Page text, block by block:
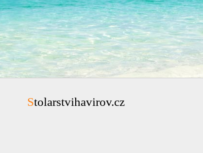
Stolarstvihavirov.cz